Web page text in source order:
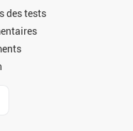
des tests